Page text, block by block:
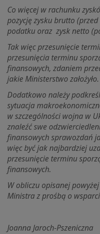
Co więcej w rachunku
pozycję zysku brutto
podatku oraz zysk netto
Tak więc przesunięcie
przesunięcia terminu
finansowych, zdaniem
jakie Ministerstwo założyło.
Dodatkowo należy
sytuacja
w szczególności wojna w
znaleźć swe
finansowych sprawozdań
więc być jak najbardziej
przesunięcie terminu
finansowych.
W obliczu opisanej
Ministra z prośbą o
Joanna Jaroch-Pszeniczna